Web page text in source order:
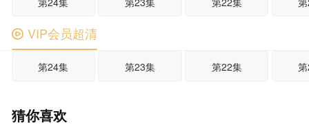
 VIP会员超清
第24集 第23集 第22集
猜你喜欢